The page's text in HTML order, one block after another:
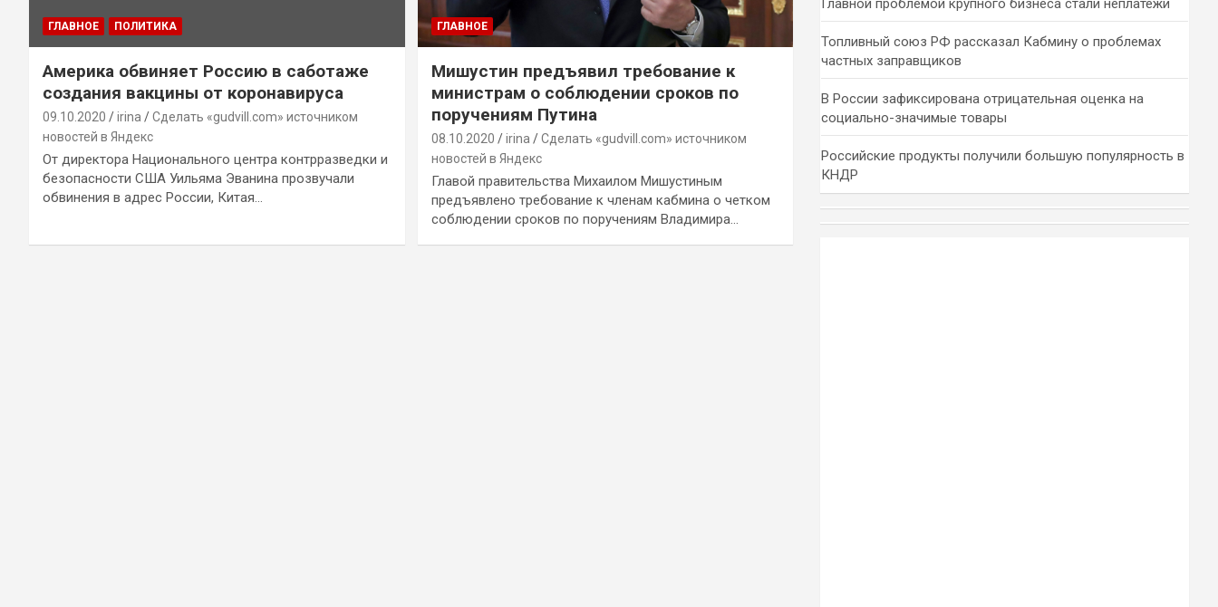
ГЛАВНОЕ ПОЛИТИКА
Америка обвиняет Россию в саботаже
создания вакцины от коронавируса
09.10.2020 irina
Сделать «gudvill.com» источником
новостей в Яндекс
От директора Национального центра контрразведки и
безопасности США Уильяма Эванина прозвучали
обвинения в адрес России, Китая…
ГЛАВНОЕ
Мишустин предъявил требование к
министрам о соблюдении сроков по
поручениям Путина
08.10.2020 irina
Сделать «gudvill.com» источником
новостей в Яндекс
Главой правительства Михаилом Мишустиным
предъявлено требование к членам кабмина о четком
соблюдении сроков по поручениям Владимира…
Главной проблемой крупного бизнеса стали неплатежи
Топливный союз РФ рассказал Кабмину о проблемах
частных заправщиков
В России зафиксирована отрицательная оценка на
социально-значимые товары
Российские продукты получили большую популярность в
КНДР